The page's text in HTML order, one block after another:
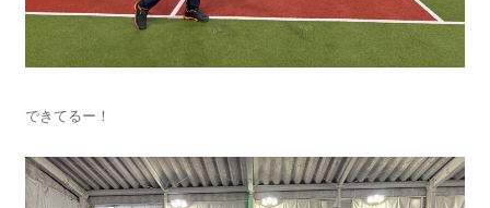
できてるー！